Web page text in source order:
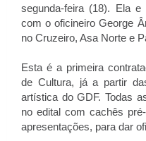
segunda-feira (18). Ela e
com o oficineiro George
no Cruzeiro, Asa Norte e
Esta é a primeira
de Cultura, já a partir
artística do GDF. Todas
no edital com cachês
apresentações, para dar